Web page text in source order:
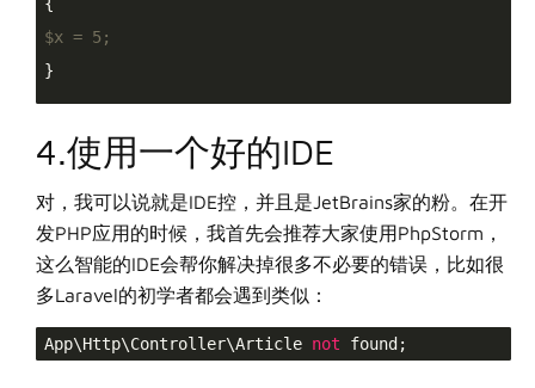
$x = 5;
}
4.使用一个好的IDE
对，我可以说就是IDE控，并且是JetBrains家的粉。在开
发PHP应用的时候，我首先会推荐大家使用PhpStorm，
这么智能的IDE会帮你解决掉很多不必要的错误，比如很
多Laravel的初学者都会遇到类似：
App\Http\Controller\Article not found;